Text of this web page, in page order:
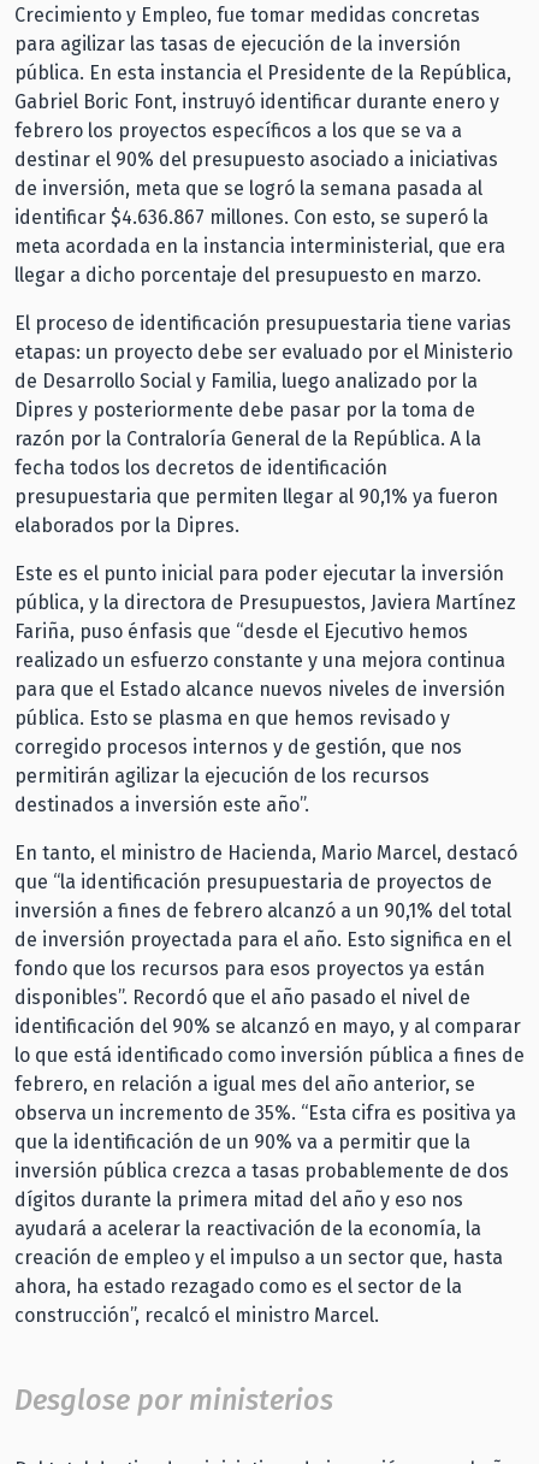
Crecimiento y Empleo, fue tomar medidas concretas
para agilizar las tasas de ejecución de la inversión
pública. En esta instancia el Presidente de la República,
Gabriel Boric Font, instruyó identificar durante enero y
febrero los proyectos específicos a los que se va a
destinar el 90% del presupuesto asociado a iniciativas
de inversión, meta que se logró la semana pasada al
identificar $4.636.867 millones. Con esto, se superó la
meta acordada en la instancia interministerial, que era
llegar a dicho porcentaje del presupuesto en marzo.
El proceso de identificación presupuestaria tiene varias
etapas: un proyecto debe ser evaluado por el Ministerio
de Desarrollo Social y Familia, luego analizado por la
Dipres y posteriormente debe pasar por la toma de
razón por la Contraloría General de la República. A la
fecha todos los decretos de identificación
presupuestaria que permiten llegar al 90,1% ya fueron
elaborados por la Dipres.
Este es el punto inicial para poder ejecutar la inversión
pública, y la directora de Presupuestos, Javiera Martínez
Fariña, puso énfasis que “desde el Ejecutivo hemos
realizado un esfuerzo constante y una mejora continua
para que el Estado alcance nuevos niveles de inversión
pública. Esto se plasma en que hemos revisado y
corregido procesos internos y de gestión, que nos
permitirán agilizar la ejecución de los recursos
destinados a inversión este año”.
En tanto, el ministro de Hacienda, Mario Marcel, destacó
que “la identificación presupuestaria de proyectos de
inversión a fines de febrero alcanzó a un 90,1% del total
de inversión proyectada para el año. Esto significa en el
fondo que los recursos para esos proyectos ya están
disponibles”. Recordó que el año pasado el nivel de
identificación del 90% se alcanzó en mayo, y al comparar
lo que está identificado como inversión pública a fines de
febrero, en relación a igual mes del año anterior, se
observa un incremento de 35%. “Esta cifra es positiva ya
que la identificación de un 90% va a permitir que la
inversión pública crezca a tasas probablemente de dos
dígitos durante la primera mitad del año y eso nos
ayudará a acelerar la reactivación de la economía, la
creación de empleo y el impulso a un sector que, hasta
ahora, ha estado rezagado como es el sector de la
construcción”, recalcó el ministro Marcel.
Desglose por ministerios